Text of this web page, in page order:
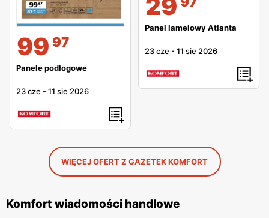
99 97
Panele podłogowe
23 cze -11 sie 2026
29
Panel lamelowy Atlanta
23 cze -11 sie 2026
WIĘCEJ OFERT Z GAZETEK KOMFORT
Komfort wiadomości handlowe